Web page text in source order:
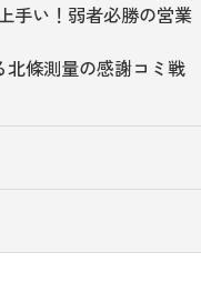
手い！弱者必勝の営業
條測量の感謝コミ戦